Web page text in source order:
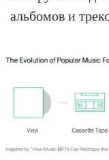
альбомов и